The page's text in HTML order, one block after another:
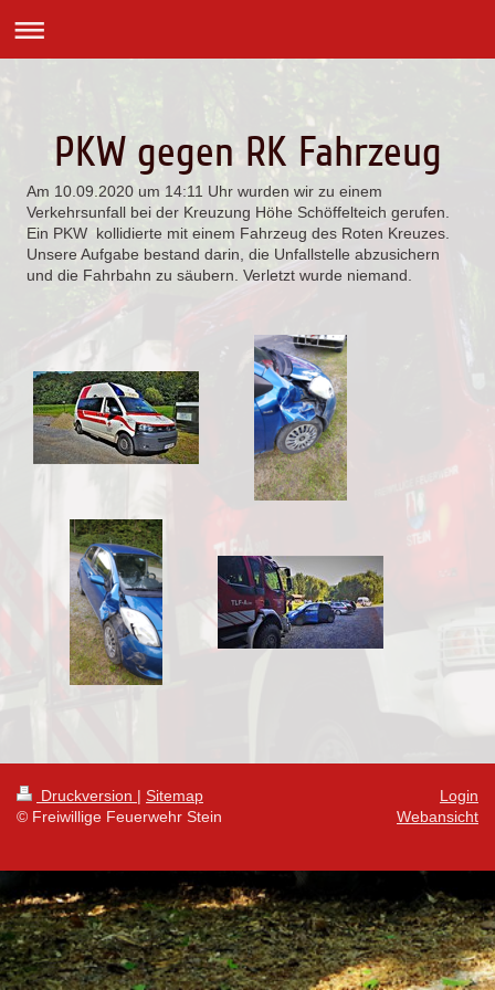
PKW gegen RK Fahrzeug
Am 10.09.2020 um 14:11 Uhr wurden wir zu einem
Verkehrsunfall bei der Kreuzung Höhe Schöffelteich gerufen.
Ein PKW kollidierte mit einem Fahrzeug des Roten Kreuzes.
Unsere Aufgabe bestand darin, die Unfallstelle abzusichern
und die Fahrbahn zu säubern. Verletzt wurde niemand.
Druckversion | Sitemap
© Freiwillige Feuerwehr Stein
Login
Webansicht